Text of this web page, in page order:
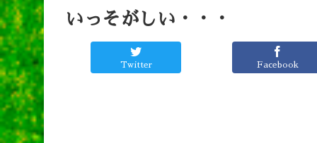
いっそがしい・・・
Twitter Facebook